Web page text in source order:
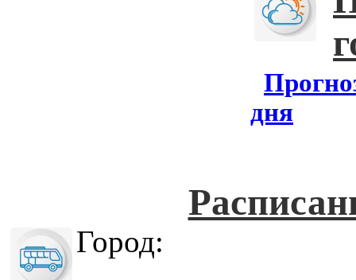
дня
Город: